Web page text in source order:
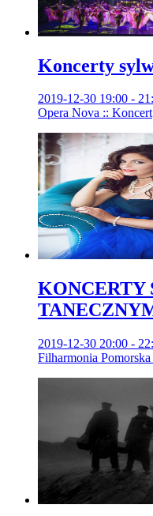
Koncerty
2019-12-30 19:00 -
Opera Nova :: Koncert
KONCERTY
2019-12-30 20:00 -
Filharmonia